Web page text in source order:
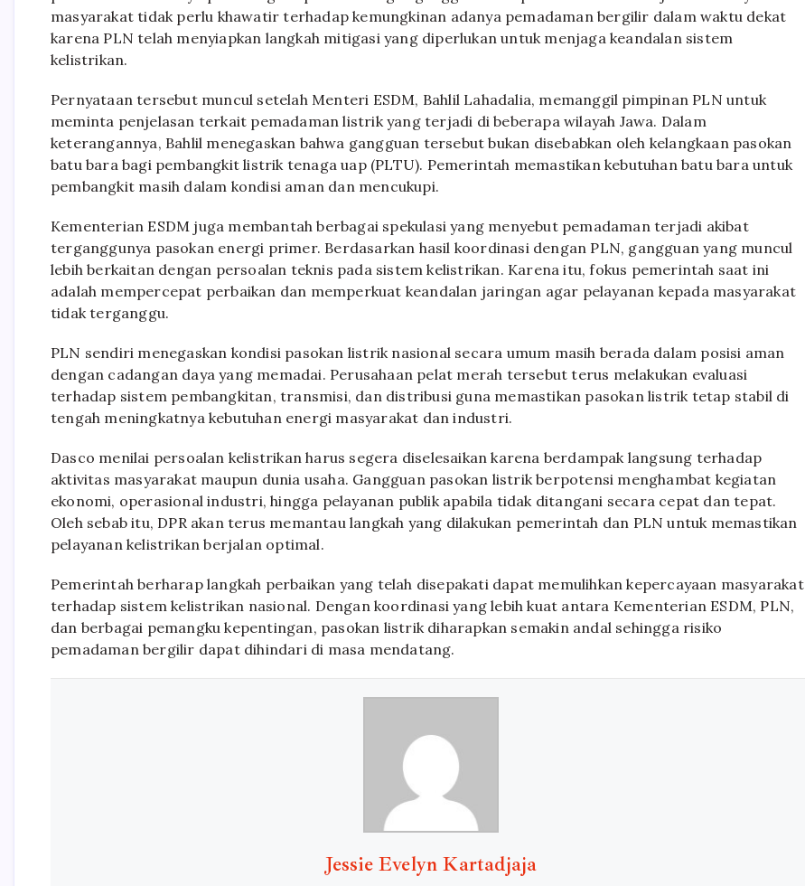
masyarakat tidak perlu khawatir terhadap kemungkinan adanya pemadaman bergilir dalam waktu dekat
karena PLN telah menyiapkan langkah mitigasi yang diperlukan untuk menjaga keandalan sistem
kelistrikan.
Pernyataan tersebut muncul setelah Menteri ESDM, Bahlil Lahadalia, memanggil pimpinan PLN untuk
meminta penjelasan terkait pemadaman listrik yang terjadi di beberapa wilayah Jawa. Dalam
keterangannya, Bahlil menegaskan bahwa gangguan tersebut bukan disebabkan oleh kelangkaan pasokan
batu bara bagi pembangkit listrik tenaga uap (PLTU). Pemerintah memastikan kebutuhan batu bara untuk
pembangkit masih dalam kondisi aman dan mencukupi.
Kementerian ESDM juga membantah berbagai spekulasi yang menyebut pemadaman terjadi akibat
terganggunya pasokan energi primer. Berdasarkan hasil koordinasi dengan PLN, gangguan yang muncul
lebih berkaitan dengan persoalan teknis pada sistem kelistrikan. Karena itu, fokus pemerintah saat ini
adalah mempercepat perbaikan dan memperkuat keandalan jaringan agar pelayanan kepada masyarakat
tidak terganggu.
PLN sendiri menegaskan kondisi pasokan listrik nasional secara umum masih berada dalam posisi aman
dengan cadangan daya yang memadai. Perusahaan pelat merah tersebut terus melakukan evaluasi
terhadap sistem pembangkitan, transmisi, dan distribusi guna memastikan pasokan listrik tetap stabil di
tengah meningkatnya kebutuhan energi masyarakat dan industri.
Dasco menilai persoalan kelistrikan harus segera diselesaikan karena berdampak langsung terhadap
aktivitas masyarakat maupun dunia usaha. Gangguan pasokan listrik berpotensi menghambat kegiatan
ekonomi, operasional industri, hingga pelayanan publik apabila tidak ditangani secara cepat dan tepat.
Oleh sebab itu, DPR akan terus memantau langkah yang dilakukan pemerintah dan PLN untuk memastikan
pelayanan kelistrikan berjalan optimal.
Pemerintah berharap langkah perbaikan yang telah disepakati dapat memulihkan kepercayaan masyarakat
terhadap sistem kelistrikan nasional. Dengan koordinasi yang lebih kuat antara Kementerian ESDM, PLN,
dan berbagai pemangku kepentingan, pasokan listrik diharapkan semakin andal sehingga risiko
pemadaman bergilir dapat dihindari di masa mendatang.
Jessie Evelyn Kartadjaja